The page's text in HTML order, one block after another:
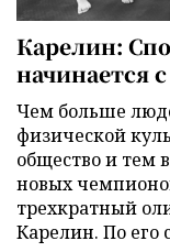
Карелин:
начинается
Чем больше
физической
общество и тем
новых
трехкратный
Карелин. По его